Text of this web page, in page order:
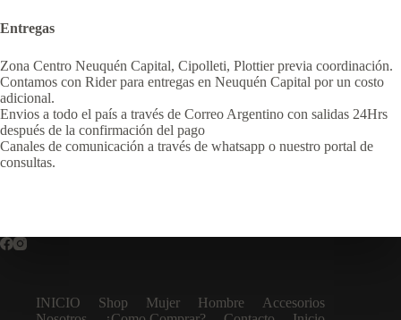
Entregas
Zona Centro Neuquén Capital, Cipolleti, Plottier previa coordinación.
Contamos con Rider para entregas en Neuquén Capital por un costo
adicional.
Envios a todo el país a través de Correo Argentino con salidas 24Hrs
después de la confirmación del pago
Canales de comunicación a través de whatsapp o nuestro portal de
consultas.
INICIO Shop Mujer Hombre
Accesorios